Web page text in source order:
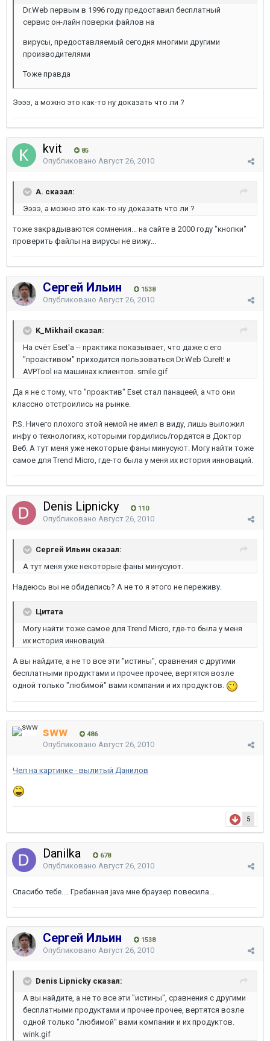
Dr.Web первым в 1996 году предоставил бесплатный
сервис он-лайн поверки файлов на
вирусы, предоставляемый сегодня многими другими
производителями
Тоже правда
Ээээ, а можно это как-то ну доказать что ли ?
kvit 85
Опубликовано Август 26, 2010
A. сказал:
Ээээ, а можно это как-то ну доказать что ли ?
тоже закрадываются сомнения... на сайте в 2000 году "кнопки"
проверить файлы на вирусы не вижу...
Сергей Ильин 1538
Опубликовано Август 26, 2010
K_Mikhail сказал:
На счёт Eset'а -- практика показывает, что даже с его
"проактивом" приходится пользоваться Dr.Web CureIt! и
AVPTool на машинах клиентов. smile.gif
Да я не с тому, что "проактив" Eset стал панацеей, а что они
классно отстроились на рынке.
P.S. Ничего плохого этой немой не имел в виду, лишь выложил
инфу о технологиях, которыми гордились/гордятся в Доктор
Веб. А тут меня уже некоторые фаны минусуют. Могу найти тоже
самое для Trend Micro, где-то была у меня их история инноваций.
Denis Lipnicky 110
Опубликовано Август 26, 2010
Сергей Ильин сказал:
А тут меня уже некоторые фаны минусуют.
Надеюсь вы не обиделись? А не то я этого не переживу.
Цитата
Могу найти тоже самое для Trend Micro, где-то была у меня
их история инноваций.
А вы найдите, а не то все эти "истины", сравнения с другими
бесплатными продуктами и прочее прочее, вертятся возле
одной только "любимой" вами компании и их продуктов.
sww 486
Опубликовано Август 26, 2010
Чел на картинке - вылитый Данилов
5
Danilka 678
Опубликовано Август 26, 2010
Спасибо тебе.... Гребанная java мне браузер повесила...
Сергей Ильин 1538
Опубликовано Август 26, 2010
Denis Lipnicky сказал:
А вы найдите, а не то все эти "истины", сравнения с другими
бесплатными продуктами и прочее прочее, вертятся возле
одной только "любимой" вами компании и их продуктов.
wink.gif